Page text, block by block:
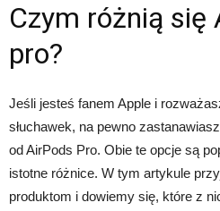
Czym różnią się
pro?
Jeśli jesteś fanem Apple i
słuchawek, na pewno
od AirPods Pro. Obie te opcje są
istotne różnice. W tym artykule
produktom i dowiemy się, które z